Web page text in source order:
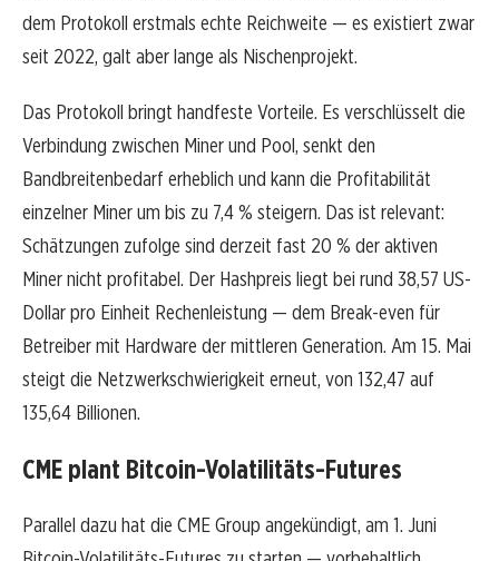
dem Protokoll erstmals echte Reichweite — es existiert zwar
seit 2022, galt aber lange als Nischenprojekt.
Das Protokoll bringt handfeste Vorteile. Es verschlüsselt die
Verbindung zwischen Miner und Pool, senkt den
Bandbreitenbedarf erheblich und kann die Profitabilität
einzelner Miner um bis zu 7,4 % steigern. Das ist relevant:
Schätzungen zufolge sind derzeit fast 20 % der aktiven
Miner nicht profitabel. Der Hashpreis liegt bei rund 38,57 US-
Dollar pro Einheit Rechenleistung — dem Break-even für
Betreiber mit Hardware der mittleren Generation. Am 15. Mai
steigt die Netzwerkschwierigkeit erneut, von 132,47 auf
135,64 Billionen.
CME plant Bitcoin-Volatilitäts-Futures
Parallel dazu hat die CME Group angekündigt, am 1. Juni